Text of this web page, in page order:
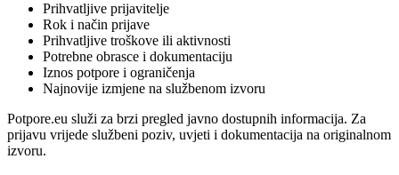
Prihvatljive prijavitelje
Rok i način prijave
Prihvatljive troškove ili aktivnosti
Potrebne obrasce i dokumentaciju
Iznos potpore i ograničenja
Najnovije izmjene na službenom izvoru
Potpore.eu služi za brzi pregled javno dostupnih informacija. Za
prijavu vrijede službeni poziv, uvjeti i dokumentacija na originalnom
izvoru.